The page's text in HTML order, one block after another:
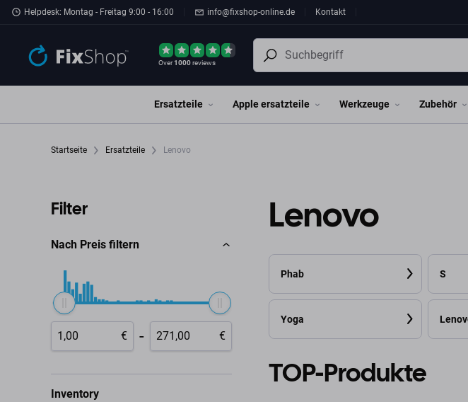
Zum Hauptinhalt springen
Helpdesk: Montag - Freitag 9:00 - 16:00 info@fixshop-online.de Kontakt
Over1000reviews
Ersatzteile Apple ersatzteile Werkzeuge Zubehör
Startseite Ersatzteile Lenovo
Filter
Nach Preis filtern
€ - €
Inventory
Lenovo
Phab S
Yoga
TOP-Produkte